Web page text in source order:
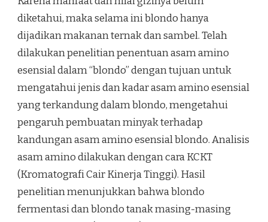
diketahui, maka selama ini blondo hanya
dijadikan makanan ternak dan sambel. Telah
dilakukan penelitian penentuan asam amino
esensial dalam “blondo” dengan tujuan untuk
mengatahui jenis dan kadar asam amino esensial
yang terkandung dalam blondo, mengetahui
pengaruh pembuatan minyak terhadap
kandungan asam amino esensial blondo. Analisis
asam amino dilakukan dengan cara KCKT
(Kromatografi Cair Kinerja Tinggi). Hasil
penelitian menunjukkan bahwa blondo
fermentasi dan blondo tanak masing-masing